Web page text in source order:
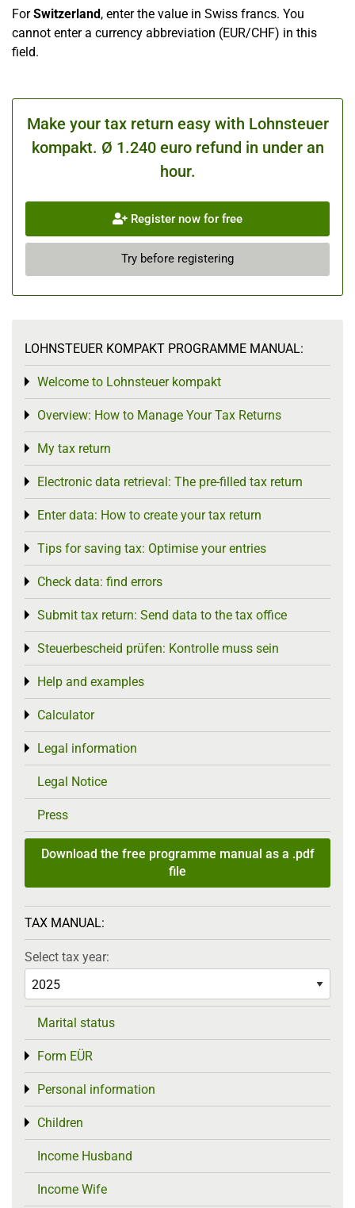
ForSwitzerland, enter the value in Swiss francs. You
cannot enter a currency abbreviation (EUR/CHF) in this
field.
Make your tax return easy with Lohnsteuer
kompakt. Ø 1.240 euro refund in under an
hour.
Register now for free
Try before registering
LOHNSTEUER KOMPAKT PROGRAMME MANUAL:
Welcome to Lohnsteuer kompakt
Toggle menu
Overview: How to Manage Your Tax Returns
Toggle menu
My tax return
Toggle menu
Electronic data retrieval: The pre-filled tax return
Toggle menu
Enter data: How to create your tax return
Toggle menu
Tips for saving tax: Optimise your entries
Toggle menu
Check data: find errors
Toggle menu
Submit tax return: Send data to the tax office
Toggle menu
Steuerbescheid prüfen: Kontrolle muss sein
Toggle menu
Help and examples
Toggle menu
Calculator
Toggle menu
Legal information
Toggle menu
Legal Notice
Press
Download the free programme manual as a .pdf
file
TAX MANUAL:
Select tax year:
Marital status
Form EÜR
Toggle menu
Personal information
Toggle menu
Children
Toggle menu
Income Husband
Income Wife